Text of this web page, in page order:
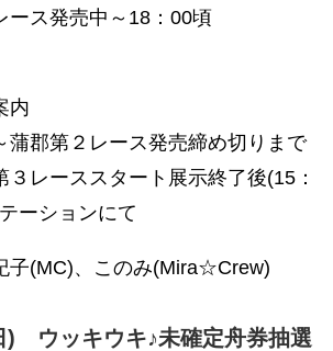
ース発売中～18：00頃
内
蒲郡第２レース発売締め切りまで
レーススタート展示終了後(15：
ーションにて
子(MC)、このみ(Mira☆Crew)
) ウッキウキ♪未確定舟券抽選